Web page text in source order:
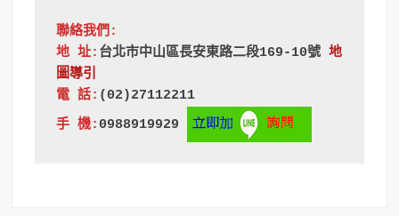
聯絡我們:
地 址: 台北市中山區長安東路二段169-10號 地
圖導引
電 話: (02)27112211
手 機: 0988919929